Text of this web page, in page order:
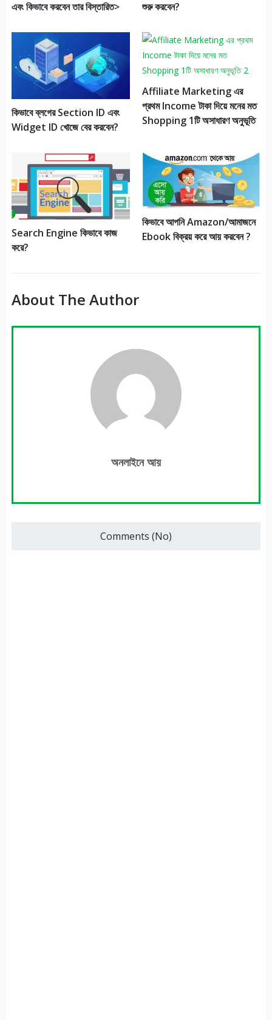
এবং কিভাবে করবেন তার বিস্তারিত> শুরু করবেন?
কিভাবে ব্লগের Section ID এবং
Widget ID খোজে বের করবেন?
Affiliate Marketing এর
প্রথম Income টাকা দিয়ে মনের মত
Shopping 1টি অসাধারণ অনুভূতি
Search Engine কিভাবে কাজ
করে?
কিভাবে আপনি Amazon/আমাজনে
Ebook বিক্রয় করে আয় করবেন ?
About The Author
অনলাইনে আয়
Comments (No)